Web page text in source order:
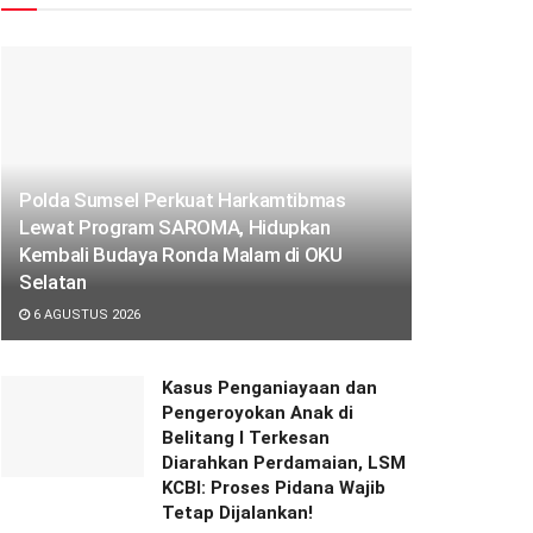
Polda Sumsel Perkuat Harkamtibmas
Lewat Program SAROMA, Hidupkan
Kembali Budaya Ronda Malam di OKU
Selatan
6 AGUSTUS 2026
Kasus Penganiayaan dan
Pengeroyokan Anak di
Belitang I Terkesan
Diarahkan Perdamaian, LSM
KCBI: Proses Pidana Wajib
Tetap Dijalankan!